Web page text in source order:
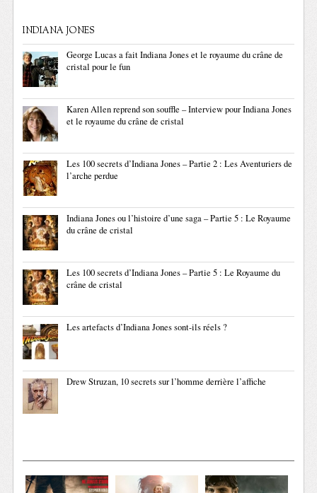
INDIANA JONES
George Lucas a fait Indiana Jones et le royaume du crâne de
cristal pour le fun
Karen Allen reprend son souffle – Interview pour Indiana Jones
et le royaume du crâne de cristal
Les 100 secrets d’Indiana Jones – Partie 2 : Les Aventuriers de
l’arche perdue
Indiana Jones ou l’histoire d’une saga – Partie 5 : Le Royaume
du crâne de cristal
Les 100 secrets d’Indiana Jones – Partie 5 : Le Royaume du
crâne de cristal
Les artefacts d’Indiana Jones sont-ils réels ?
Drew Struzan, 10 secrets sur l’homme derrière l’affiche